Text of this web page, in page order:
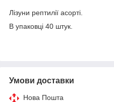
Лізуни рептилії асорті.
В упаковці 40 штук.
Умови доставки
Нова Пошта